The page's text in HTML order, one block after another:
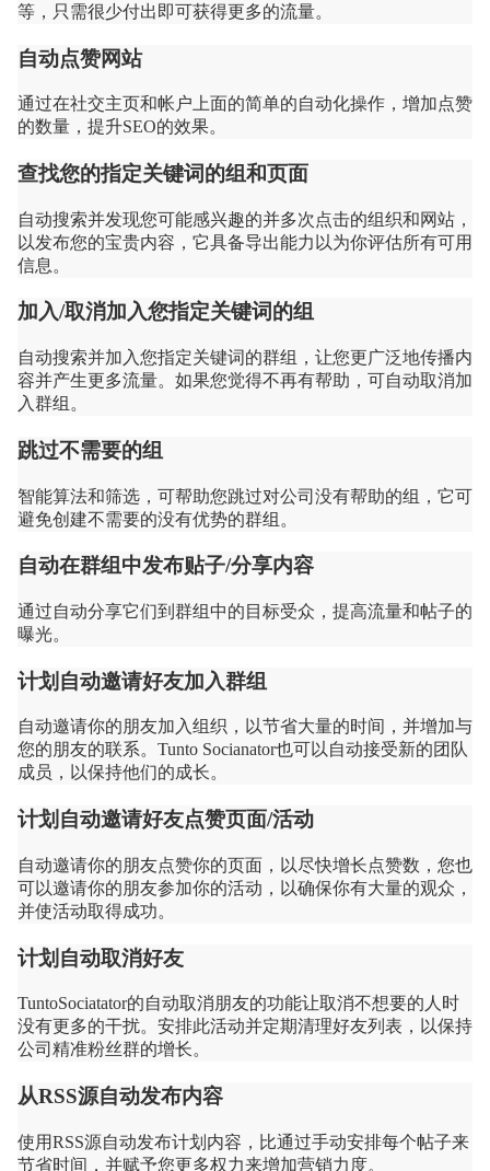
等，只需很少付出即可获得更多的流量。
自动点赞网站
通过在社交主页和帐户上面的简单的自动化操作，增加点赞
的数量，提升SEO的效果。
查找您的指定关键词的组和页面
自动搜索并发现您可能感兴趣的并多次点击的组织和网站，
以发布您的宝贵内容，它具备导出能力以为你评估所有可用
信息。
加入/取消加入您指定关键词的组
自动搜索并加入您指定关键词的群组，让您更广泛地传播内
容并产生更多流量。如果您觉得不再有帮助，可自动取消加
入群组。
跳过不需要的组
智能算法和筛选，可帮助您跳过对公司没有帮助的组，它可
避免创建不需要的没有优势的群组。
自动在群组中发布贴子/分享内容
通过自动分享它们到群组中的目标受众，提高流量和帖子的
曝光。
计划自动邀请好友加入群组
自动邀请你的朋友加入组织，以节省大量的时间，并增加与
您的朋友的联系。Tunto Socianator也可以自动接受新的团队
成员，以保持他们的成长。
计划自动邀请好友点赞页面/活动
自动邀请你的朋友点赞你的页面，以尽快增长点赞数，您也
可以邀请你的朋友参加你的活动，以确保你有大量的观众，
并使活动取得成功。
计划自动取消好友
TuntoSociatator的自动取消朋友的功能让取消不想要的人时
没有更多的干扰。安排此活动并定期清理好友列表，以保持
公司精准粉丝群的增长。
从RSS源自动发布内容
使用RSS源自动发布计划内容，比通过手动安排每个帖子来
节省时间，并赋予您更多权力来增加营销力度。